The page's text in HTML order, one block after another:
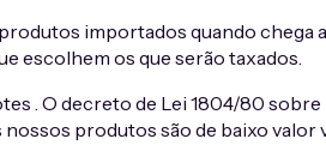
importados quando chega
escolhem os que serão taxados.
. O decreto de Lei 1804/80
nossos produtos são de baixo